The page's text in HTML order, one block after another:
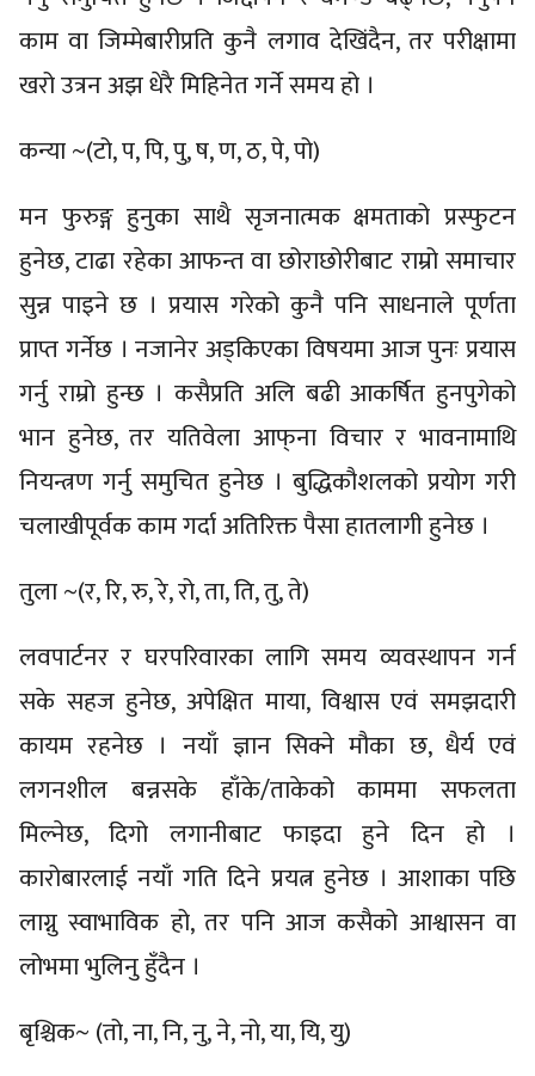
काम वा जिम्मेबारीप्रति कुनै लगाव देखिंदैन, तर परीक्षामा
खरो उत्रन अझ धेरै मिहिनेत गर्ने समय हो ।
कन्या ~(टो, प, पि, पु, ष, ण, ठ, पे, पो)
मन फुरुङ्ग हुनुका साथै सृजनात्मक क्षमताको प्रस्फुटन
हुनेछ, टाढा रहेका आफन्त वा छोराछोरीबाट राम्रो समाचार
सुन्न पाइने छ । प्रयास गरेको कुनै पनि साधनाले पूर्णता
प्राप्त गर्नेछ । नजानेर अड्किएका विषयमा आज पुनः प्रयास
गर्नु राम्रो हुन्छ । कसैप्रति अलि बढी आकर्षित हुनपुगेको
भान हुनेछ, तर यतिवेला आफ्‌ना विचार र भावनामाथि
नियन्त्रण गर्नु समुचित हुनेछ । बुद्धिकौशलको प्रयोग गरी
चलाखीपूर्वक काम गर्दा अतिरिक्त पैसा हातलागी हुनेछ ।
तुला ~(र, रि, रु, रे, रो, ता, ति, तु, ते)
लवपार्टनर र घरपरिवारका लागि समय व्यवस्थापन गर्न
सके सहज हुनेछ, अपेक्षित माया, विश्वास एवं समझदारी
कायम रहनेछ । नयाँ ज्ञान सिक्ने मौका छ, धैर्य एवं
लगनशील बन्नसके हाँके/ताकेको काममा सफलता
मिल्नेछ, दिगो लगानीबाट फाइदा हुने दिन हो ।
कारोबारलाई नयाँ गति दिने प्रयत्न हुनेछ । आशाका पछि
लाग्नु स्वाभाविक हो, तर पनि आज कसैको आश्वासन वा
लोभमा भुलिनु हुँदैन ।
बृश्चिक~ (तो, ना, नि, नु, ने, नो, या, यि, यु)